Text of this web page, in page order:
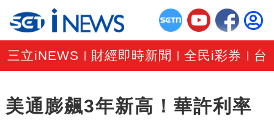
三立iNEWS 財經即時新聞 |全民i彩券 台
美通膨飆3年新高！華許利率